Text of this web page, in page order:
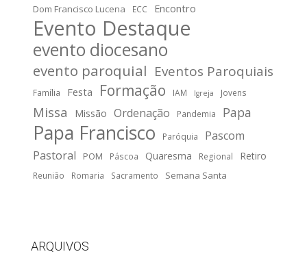
Dom Francisco Lucena
ECC Encontro
Evento Destaque
evento diocesano
evento paroquial Eventos Paroquiais
Família Festa Formação IAM Igreja Jovens
Missa Missão Ordenação Pandemia Papa
Papa Francisco Paróquia
Pascom
Pastoral
POM Páscoa Quaresma Regional Retiro
Reunião Romaria Sacramento Semana Santa
ARQUIVOS